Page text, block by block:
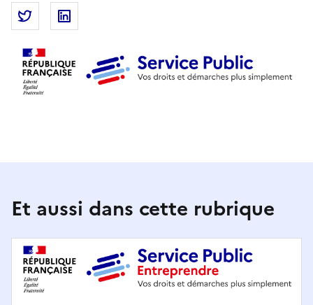
Partager la page
Partager Service Public sur Twitter
Et aussi dans cette rubrique